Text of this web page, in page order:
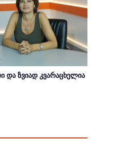
და ზვიად კვარაცხელია